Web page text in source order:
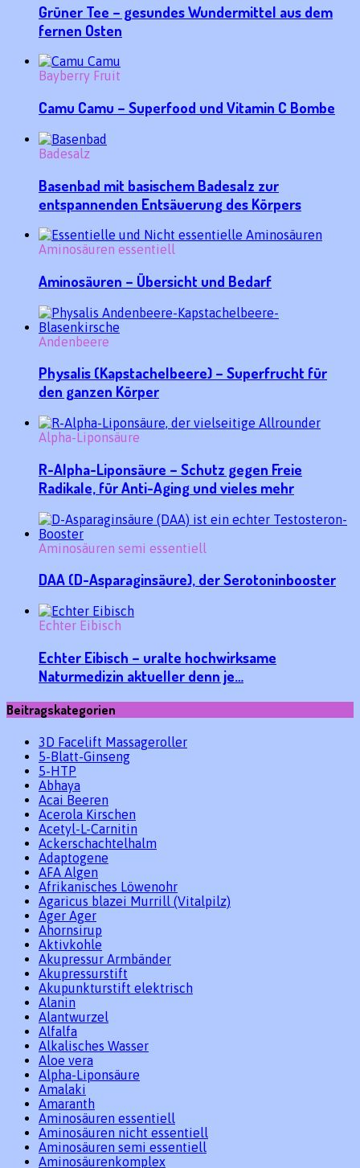
Grüner Tee – gesundes Wundermittel aus dem
fernen Osten
Bayberry Fruit
Camu Camu – Superfood und Vitamin C Bombe
Badesalz
Basenbad mit basischem Badesalz zur
entspannenden Entsäuerung des Körpers
Aminosäuren essentiell
Aminosäuren – Übersicht und Bedarf
Andenbeere
Physalis (Kapstachelbeere) – Superfrucht für
den ganzen Körper
Alpha-Liponsäure
R-Alpha-Liponsäure – Schutz gegen Freie
Radikale, für Anti-Aging und vieles mehr
Aminosäuren semi essentiell
DAA (D-Asparaginsäure), der Serotoninbooster
Echter Eibisch
Echter Eibisch – uralte hochwirksame
Naturmedizin aktueller denn je…
Beitragskategorien
3D Facelift Massageroller
5-Blatt-Ginseng
5-HTP
Abhaya
Acai Beeren
Acerola Kirschen
Acetyl-L-Carnitin
Ackerschachtelhalm
Adaptogene
AFA Algen
Afrikanisches Löwenohr
Agaricus blazei Murrill (Vitalpilz)
Ager Ager
Ahornsirup
Aktivkohle
Akupressur Armbänder
Akupressurstift
Akupunkturstift elektrisch
Alanin
Alantwurzel
Alfalfa
Alkalisches Wasser
Aloe vera
Alpha-Liponsäure
Amalaki
Amaranth
Aminosäuren essentiell
Aminosäuren nicht essentiell
Aminosäuren semi essentiell
Aminosäurenkomplex